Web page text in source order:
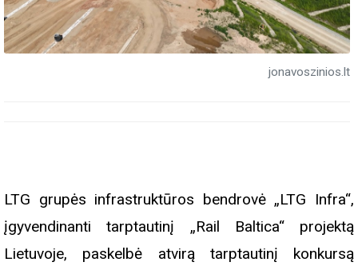
jonavoszinios.lt
LTG grupės infrastruktūros bendrovė „LTG Infra“,
įgyvendinanti tarptautinį „Rail Baltica“ projektą
Lietuvoje, paskelbė atvirą tarptautinį konkursą